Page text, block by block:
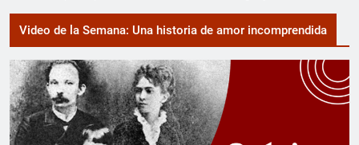
Video de la Semana: Una historia de amor incomprendida